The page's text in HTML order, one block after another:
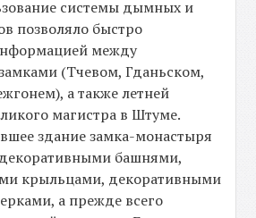
системы дымных и
позволяло быстро
между
(Тчевом, Гданьском,
а также летней
магистра в Штуме.
здание замка-монастыря
башнями,
крыльцами, декоративными
а прежде всего